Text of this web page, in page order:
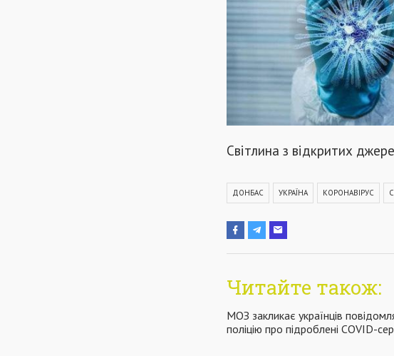
Світлина з відкритих
ДОНБАС УКРАЇНА КОРОНАВІРУС
Читайте також:
МОЗ закликає українців
поліцію про підроблені COVID-